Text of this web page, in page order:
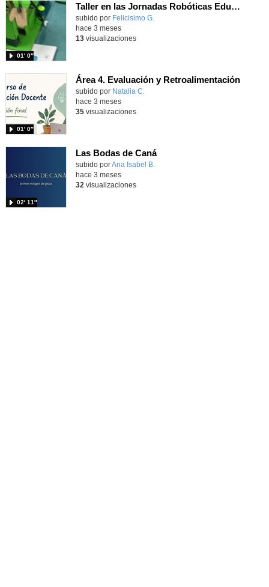
Taller en las Jornadas Robóticas Educativas del CTIF Sur para primaria
Contenido educativo.
subido por Felicisimo G.
01′ 0″
hace 3 meses
13visualizaciones
Área 4. Evaluación y Retroalimentación
subido por Natalia C.
01′ 0″
hace 3 meses
35visualizaciones
Las Bodas de Caná
Contenido educativo.
subido porAna Isabel B.
02′ 11″
hace 3 meses
32 visualizaciones